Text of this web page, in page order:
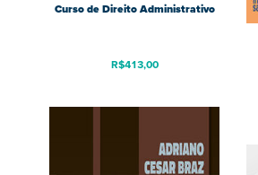
Curso de Direito Administrativo
R$413,00